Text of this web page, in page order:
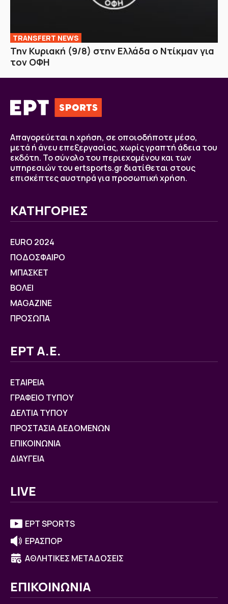
TRANSFERT NEWS
Την Κυριακή (9/8) στην Ελλάδα ο Ντίκμαν για
τον ΟΦΗ
Απαγορεύεται η χρήση, σε οποιοδήποτε μέσο,
μετά ή άνευ επεξεργασίας, χωρίς γραπτή άδεια του
εκδότη. Το σύνολο του περιεχομένου και των
υπηρεσιών του ertsports.gr διατίθεται στους
επισκέπτες αυστηρά για προσωπική χρήση.
ΚΑΤΗΓΟΡΙΕΣ
EURO 2024
ΠΟΔΟΣΦΑΙΡΟ
ΜΠΑΣΚΕΤ
ΒOΛΕΙ
MAGAZINE
ΠΡΟΣΩΠΑ
ΕΡΤ Α.Ε.
ΕΤΑΙΡΕΙΑ
ΓΡΑΦΕΙΟ ΤΥΠΟΥ
ΔΕΛΤΙΑ ΤΥΠΟΥ
ΠΡΟΣΤΑΣΙΑ ΔΕΔΟΜΕΝΩΝ
ΕΠΙΚΟΙΝΩΝΙΑ
ΔΙΑΥΓΕΙΑ
LIVE
ΕΡΤ SPORTS
ΕΡΑΣΠΟΡ
ΑΘΛΗΤΙΚΕΣ ΜΕΤΑΔΟΣΕΙΣ
ΕΠΙΚΟΙΝΩΝΙΑ